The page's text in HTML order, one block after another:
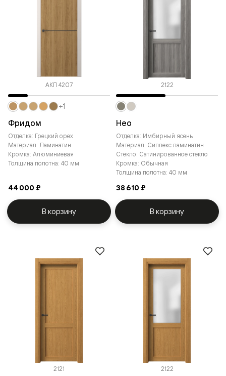
АКП 4207
Фридом
Отделка: Грецкий орех
Материал: Ламинатин
Кромка: Алюминиевая
Толщина полотна: 40 мм
44 000 ₽
+1
В корзину
2122
Нео
Отделка: Имбирный ясень
Материал: Сиплекс ламинатин
Стекло: Сатинированное стекло
Кромка: Обычная
Толщина полотна: 40 мм
38 610 ₽
В корзину
2121 2122